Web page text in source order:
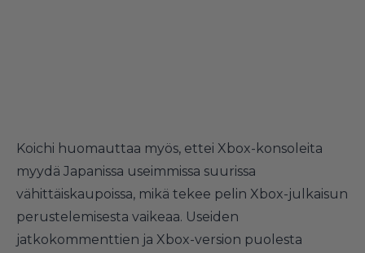
Koichi huomauttaa myös, ettei Xbox-konsoleita
myydä Japanissa useimmissa suurissa
vähittäiskaupoissa, mikä tekee pelin Xbox-julkaisun
perustelemisesta vaikeaa. Useiden
jatkokommenttien ja Xbox-version puolesta